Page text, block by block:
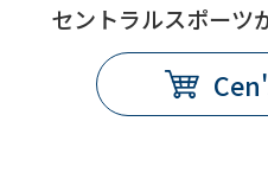
セントラルスポーツ